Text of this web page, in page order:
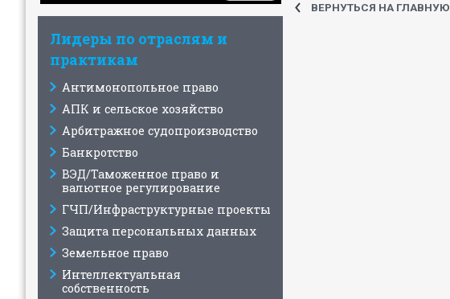
Лидеры по отраслям и
практикам
Антимонопольное право
АПК и сельское хозяйство
Арбитражное судопроизводство
Банкротство
ВЭД/Таможенное право и
валютное регулирование
ГЧП/Инфраструктурные проекты
Защита персональных данных
Земельное право
Интеллектуальная
собственность
ВЕРНУТЬСЯ НА ГЛАВНУЮ